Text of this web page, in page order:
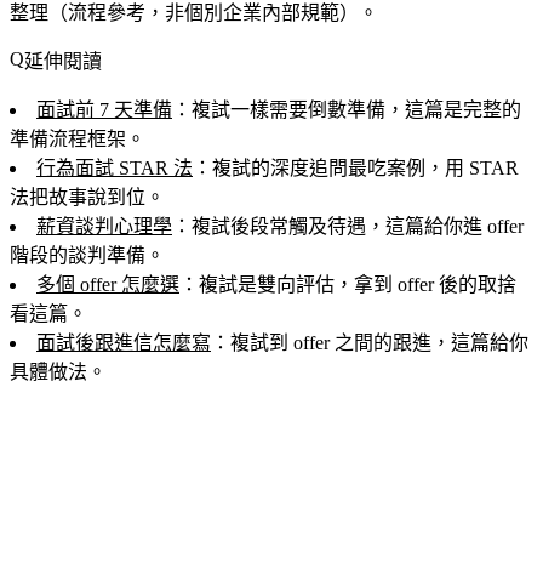
整理（流程參考，非個別企業內部規範）。
延伸閱讀
面試前 7 天準備 ：複試一樣需要倒數準備，這篇是完整的
準備流程框架。
行為面試 STAR 法 ：複試的深度追問最吃案例，用 STAR
法把故事說到位。
薪資談判心理學 ：複試後段常觸及待遇，這篇給你進 offer
階段的談判準備。
多個 offer 怎麼選 ：複試是雙向評估，拿到 offer 後的取捨
看這篇。
面試後跟進信怎麼寫 ：複試到 offer 之間的跟進，這篇給你
具體做法。